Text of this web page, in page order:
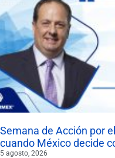
Semana de Acción por
cuando México decide
5 agosto, 2026